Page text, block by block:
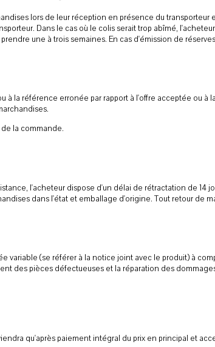
lors de leur réception en présence du transporteur
Dans le cas où le colis serait trop abîmé,
une à trois semaines. En cas d'émission de
la référence erronée par rapport à l'offre acceptée ou à
la commande.
l'acheteur dispose d'un délai de rétractation de 14
dans l'état et emballage d'origine. Tout retour de
(se référer à la notice joint avec le produit) à
des pièces défectueuses et la réparation des
qu'après paiement intégral du prix en principal et